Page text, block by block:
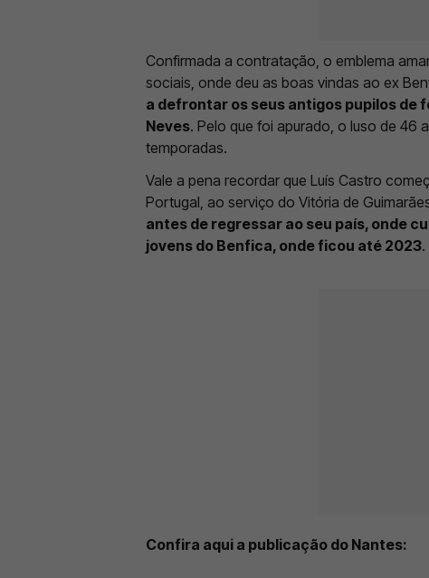
Confirmada a contratação, o emblema
sociais, onde deu as boas vindas ao ex
a defrontar os seus antigos pupilos de
Neves. Pelo que foi apurado, o luso de 46
temporadas.
Vale a pena recordar que Luís Castro
Portugal, ao serviço do Vitória de
antes de regressar ao seu país, onde
jovens do Benfica, onde ficou até 2023.
Confira aqui a publicação do Nantes: